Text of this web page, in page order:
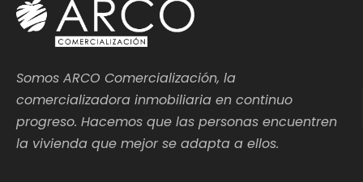
Somos ARCO Comercialización, la
comercializadora inmobiliaria en continuo
progreso. Hacemos que las personas encuentren
la vivienda que mejor se adapta a ellos.